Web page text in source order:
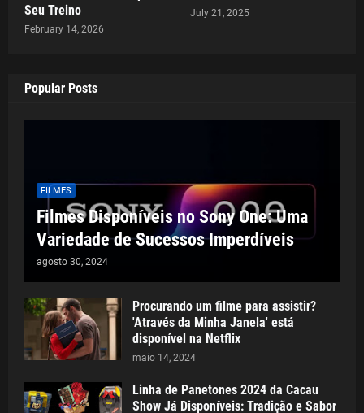
Seu Treino
February 14, 2026
July 21, 2025
Popular Posts
FILMES
Filmes Disponíveis no Sony One: Uma
Variedade de Sucessos Imperdíveis
agosto 30, 2024
Procurando um filme para assistir?
'Através da Minha Janela' está
disponível na Netflix
maio 14, 2024
Linha de Panetones 2024 da Cacau
Show Já Disponíveis: Tradição e Sabor